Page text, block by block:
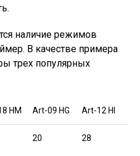
наличие режимов
В качестве примера
трех популярных
HM Art-09 HG Art-12 HI
20 28